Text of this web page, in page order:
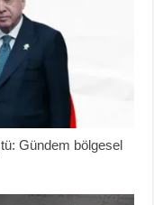
Gündem bölgesel